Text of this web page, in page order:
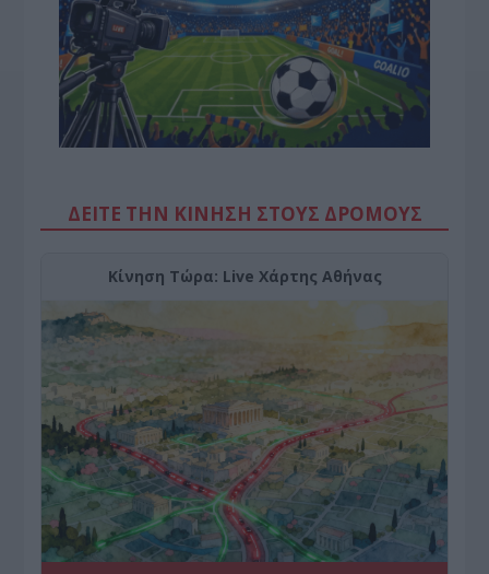
ΔΕΙΤΕ ΤΗΝ ΚΙΝΗΣΗ ΣΤΟΥΣ ΔΡΌΜΟΥΣ
Κίνηση Τώρα: Live Χάρτης Αθήνας